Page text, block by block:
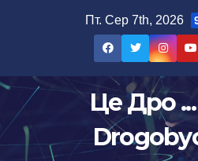
Пт. Сер 7th, 2026
Це Дро